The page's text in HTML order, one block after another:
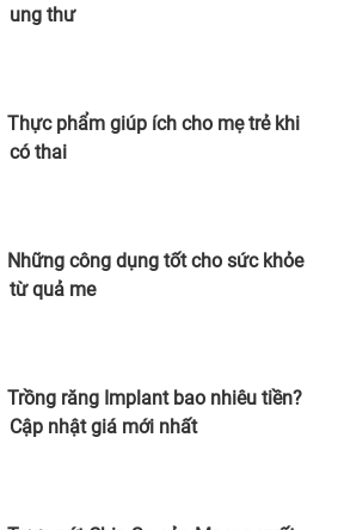
ung thư
Thực phẩm giúp ích cho mẹ trẻ khi
có thai
Những công dụng tốt cho sức khỏe
từ quả me
Trồng răng Implant bao nhiêu tiền?
Cập nhật giá mới nhất